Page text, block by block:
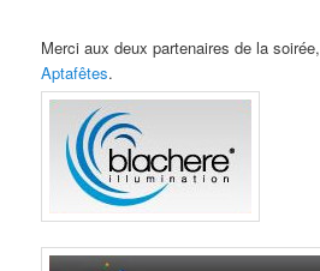
Merci aux deux partenaires de la soirée,
Aptafêtes.